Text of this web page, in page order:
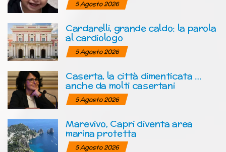
5 Agosto 2026
Cardarelli, grande caldo: la parola
al cardiologo
5 Agosto 2026
Caserta, la città dimenticata …
anche da molti casertani
5 Agosto 2026
Marevivo, Capri diventa area
marina protetta
5 Agosto 2026